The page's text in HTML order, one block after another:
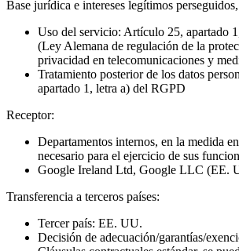
Base jurídica e intereses legítimos
Uso del servicio: Artículo 25, apartado
(Ley Alemana de regulación de la
privacidad en telecomunicaciones y
Tratamiento posterior de los datos
apartado 1, letra a) del RGPD
Receptor:
Departamentos internos, en la medida
necesario para el ejercicio de sus
Google Ireland Ltd, Google LLC (EE.
Transferencia a terceros países:
Tercer país: EE. UU.
Decisión de adecuación/garantías/